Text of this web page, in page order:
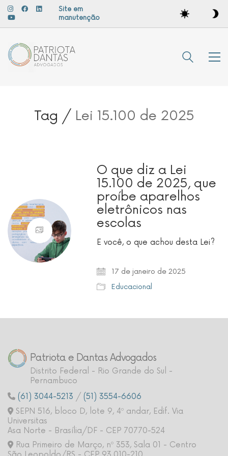
Site em
manutenção
Tag / Lei 15.100 de 2025
O que diz a Lei
15.100 de 2025, que
proíbe aparelhos
eletrônicos nas
escolas
E você, o que achou desta Lei?
17 de janeiro de 2025
Educacional
Patriota e Dantas Advogados
Distrito Federal - Rio Grande do Sul -
Pernambuco
(61) 3044-5213 / (51) 3554-6606
SEPN 516, bloco D, lote 9, 4º andar, Edif. Via
Universitas
Asa Norte - Brasília/DF - CEP 70770-524
Rua Primeiro de Março, nº 353, Sala 01 - Centro